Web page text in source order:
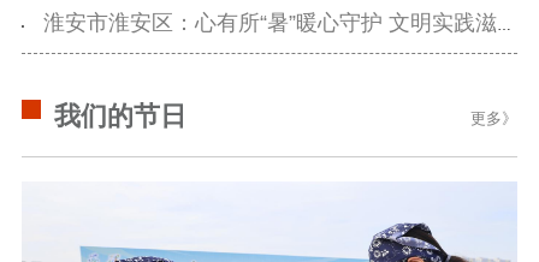
服务
共建共享平台
习平台
淮安市淮安区：心有所“暑”暖心守护 文明实践滋养童心
我们的节日 更多》